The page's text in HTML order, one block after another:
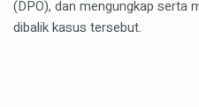
(DPO), dan mengungkap serta
dibalik kasus tersebut.